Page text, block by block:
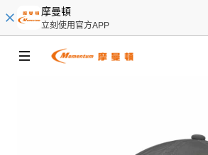
摩曼頓
立刻使用官方APP